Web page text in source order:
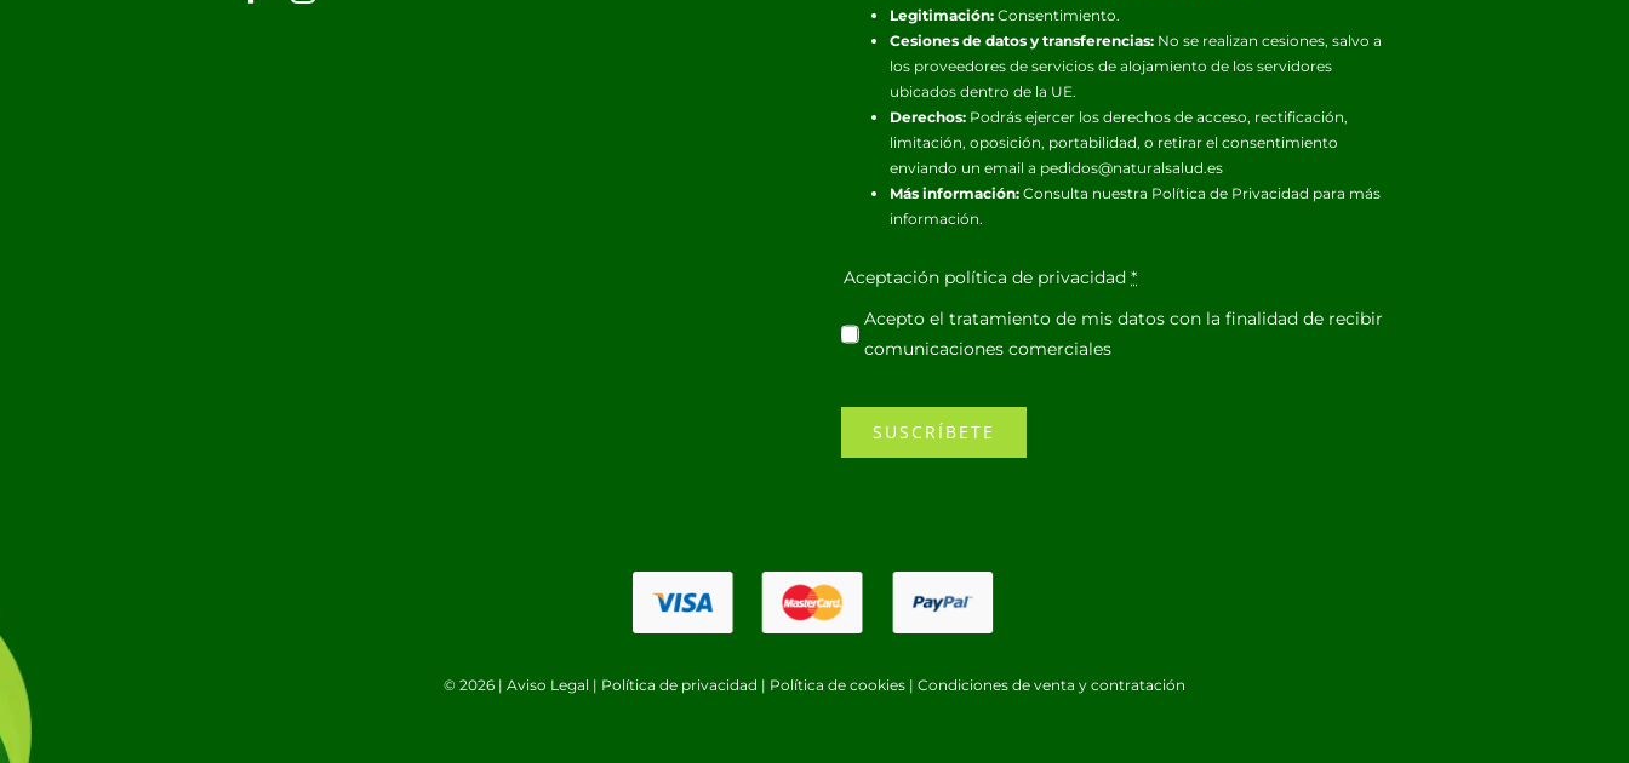
Legitimación: Consentimiento.
Cesiones de datos y transferencias: No se realizan cesiones, salvo a
los proveedores de servicios de alojamiento de los servidores
ubicados dentro de la UE.
Derechos: Podrás ejercer los derechos de acceso, rectificación,
limitación, oposición, portabilidad, o retirar el consentimiento
enviando un email a pedidos@naturalsalud.es
Más información: Consulta nuestra Política de Privacidad para más
información.
Aceptación política de privacidad*
Acepto el tratamiento de mis datos con la finalidad de recibir
comunicaciones comerciales
SUSCRÍBETE
© 2026 | Aviso Legal | Política de privacidad | Política de cookies | Condiciones de venta y contratación